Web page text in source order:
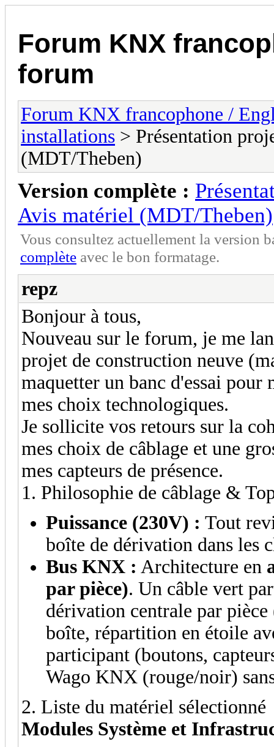
Forum KNX
forum
Forum KNX francophone /
installations > Présentation
(MDT/Theben)
Version complète :
Avis matériel (MDT/Theben)
Vous consultez actuellement la version
complète avec le bon formatage.
repz
Bonjour à tous,
Nouveau sur le forum, je me
projet de construction neuve
maquetter un banc d'essai
mes choix technologiques.
Je sollicite vos retours sur la
mes choix de câblage et une
mes capteurs de présence.
1. Philosophie de câblage &
Puissance (230V) : Tout
boîte de dérivation dans les
Bus KNX : Architecture en
par pièce). Un câble vert
dérivation centrale par
boîte, répartition en étoile
participant (boutons,
Wago KNX (rouge/noir)
2. Liste du matériel sélectionné
Modules Système et